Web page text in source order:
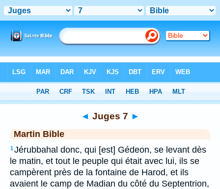
> Juges 7
◄ Juges 7 ►
Martin Bible
1Jérubbahal donc, qui [est] Gédeon, se levant dès
le matin, et tout le peuple qui était avec lui, ils se
campèrent près de la fontaine de Harod, et ils
avaient le camp de Madian du côté du Septentrion,